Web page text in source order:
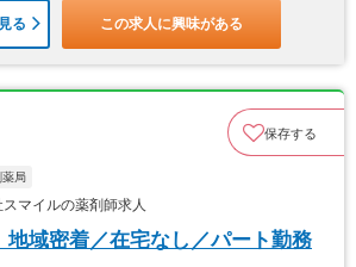
る この求人に興味がある
保存する
薬局
マイルの薬剤師求人
地域密着／在宅なし／パート勤務